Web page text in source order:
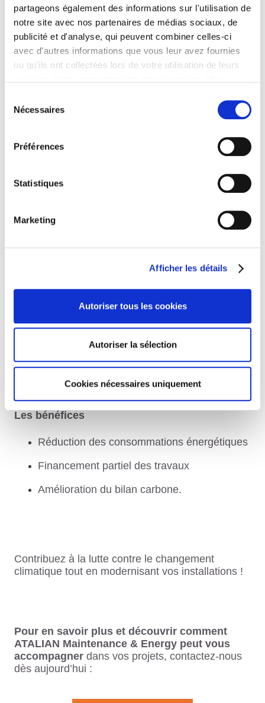
partageons également des informations sur l'utilisation de
notre site avec nos partenaires de médias sociaux, de
publicité et d'analyse, qui peuvent combiner celles-ci
avec d'autres informations que vous leur avez fournies
ou qu'ils ont collectées lors de votre utilisation de leurs
Nécessaires
Préférences
Statistiques
Marketing
Afficher les détails
Autoriser tous les cookies
Autoriser la sélection
Cookies nécessaires uniquement
Travaux éligibles
Raccordement au réseau de chaleur
eau/eau, ou à absorption)
Bâtiments existants depuis plus de 2 ans
Remplacement de chaudière charbon, fioul
Achèvement des travaux avant le
Les bénéfices
Réduction des consommations énergétiques
Financement partiel des travaux
Amélioration du bilan carbone.
Contribuez à la lutte contre le changement
climatique tout en modernisant vos installations !
Pour en savoir plus et découvrir comment
ATALIAN Maintenance & Energy peut vous
accompagner dans vos projets, contactez-nous
dès aujourd’hui :